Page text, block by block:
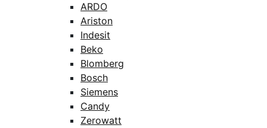
ARDO
Ariston
Indesit
Beko
Blomberg
Bosch
Siemens
Candy
Zerowatt